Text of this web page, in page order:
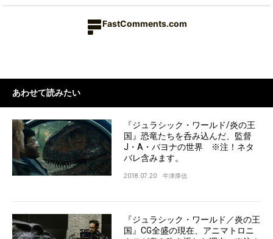
FastComments.com
あわせて読みたい
『ジュラシック・ワールド/炎の王
国』恐竜たちを呑み込んだ、監督
J・A・バヨナの世界 ※注！ネタ
バレ含みます。
2018.07.20 牛津厚信
『ジュラシック・ワールド／炎の王
国』CG全盛の現在、アニマトロニ